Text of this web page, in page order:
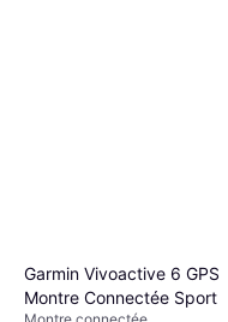
Garmin Vivoactive 6 GPS
Montre Connectée Sport